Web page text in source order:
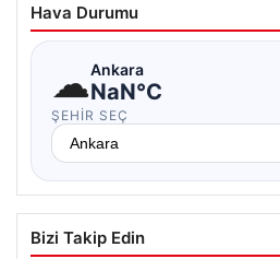
Hava Durumu
☁Ankara
NaN°C
ŞEHIR SEÇ
Bizi Takip Edin